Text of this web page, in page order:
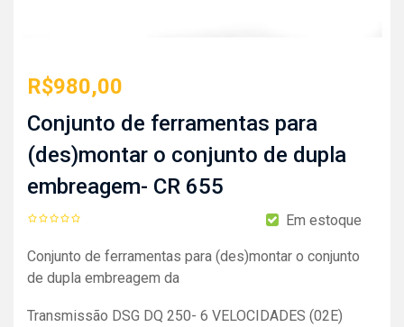
R$980,00
Conjunto de ferramentas para
(des)montar o conjunto de dupla
embreagem- CR 655
Em estoque
Conjunto de ferramentas para (des)montar o conjunto
de dupla embreagem da
Transmissão DSG DQ 250- 6 VELOCIDADES (02E)